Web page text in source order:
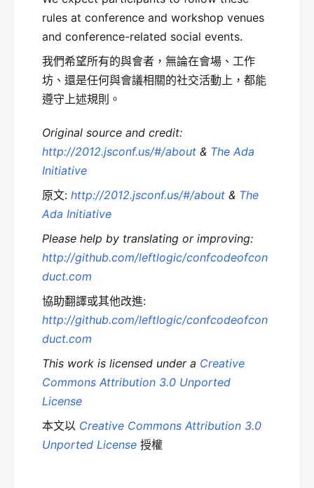
rules at conference and workshop venues
and conference-related social events.
我們希望所有的與會者，無論在會場、工作
坊、還是任何與會議相關的社交活動上，都能
遵守上述規則。
Original source and credit:
http://2012.jsconf.us/#/about & The Ada
Initiative
原文: http://2012.jsconf.us/#/about & The
Ada Initiative
Please help by translating or improving:
http://github.com/leftlogic/confcodeofcon
duct.com
協助翻譯或其他改進:
http://github.com/leftlogic/confcodeofcon
duct.com
This work is licensed under a Creative
Commons Attribution 3.0 Unported
License
本文以 Creative Commons Attribution 3.0
Unported License 授權